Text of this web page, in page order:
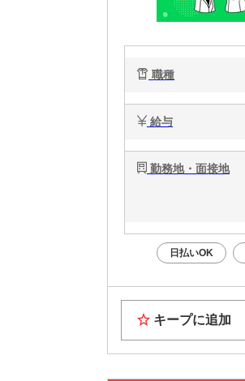
職種
給与
勤務地・面接地
日払いOK
キープに追加